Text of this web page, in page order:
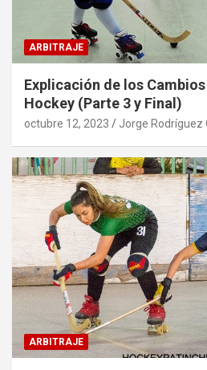
ARBITRAJE
Explicación de los
Hockey (Parte 3 y Final)
octubre 12, 2023 Jorge Rodríguez
ARBITRAJE